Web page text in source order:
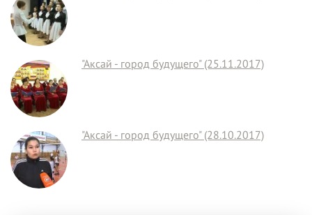
"Аксай - город будущего" (25.11.2017)
"Аксай - город будущего" (28.10.2017)